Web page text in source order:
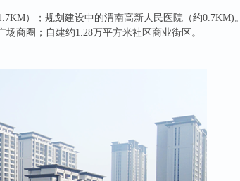
）；规划建设中的渭南高新人民医院（约0.7KM)。
商圈；自建约1.28万平方米社区商业街区。